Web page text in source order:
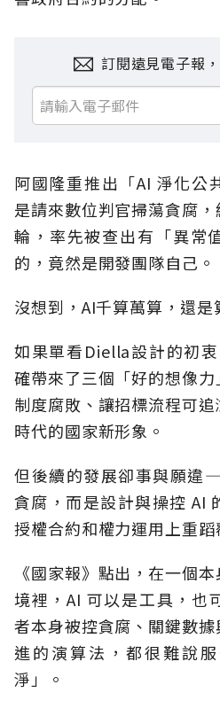
訂閱遠見電子報
阿國隆重推出「AI 淨化公
是請來數位判官掃蕩貪腐
輪，率先被查出有「異常
的，竟然是開發團隊自己。
沒想到，AI千算萬算，還是
如果單看Diella設計的初
確帶來了三個「好的想像
制度腐敗、讓招標流程可
時代的國家新形象。
但後續的發展卻事與願違
貪腐，而是設計與操控 AI
授權合約和權力運用上重蹈
《國家報》點出，在一個
境裡，AI 可以是工具，也
者本身被控貪腐、關鍵數
進的演算法，都很難說
淨」。